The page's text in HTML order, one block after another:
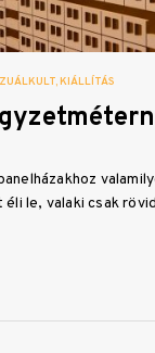
KIÁLLÍTÁS
le, valaki csak